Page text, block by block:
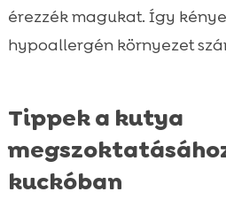
érezzék magukat. Így
hypoallergén környezet
Tippek a kutya
kuckóban